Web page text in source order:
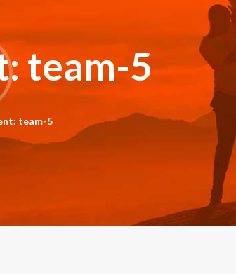
team-5
team-5